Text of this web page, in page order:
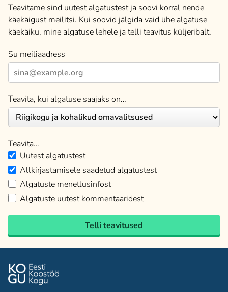
Teavitame sind uutest algatustest ja soovi korral nende
käekäigust meilitsi. Kui soovid jälgida vaid ühe algatuse
käekäiku, mine algatuse lehele ja telli teavitus küljeribalt.
Su meiliaadress
Teavita, kui algatuse saajaks on…
Teavita…
Uutest algatustest
Allkirjastamisele saadetud algatustest
Algatuste menetlusinfost
Algatuste uutest kommentaaridest
Telli teavitused